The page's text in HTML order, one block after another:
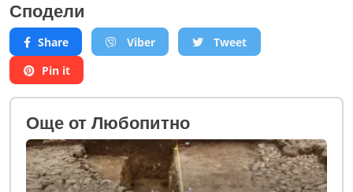
Сподели
Share Viber
Tweet
Pin it
Oще от Любопитно